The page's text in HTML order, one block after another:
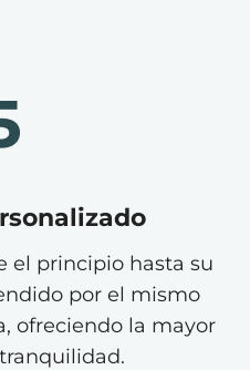
el principio hasta su
por el mismo
ofreciendo la mayor